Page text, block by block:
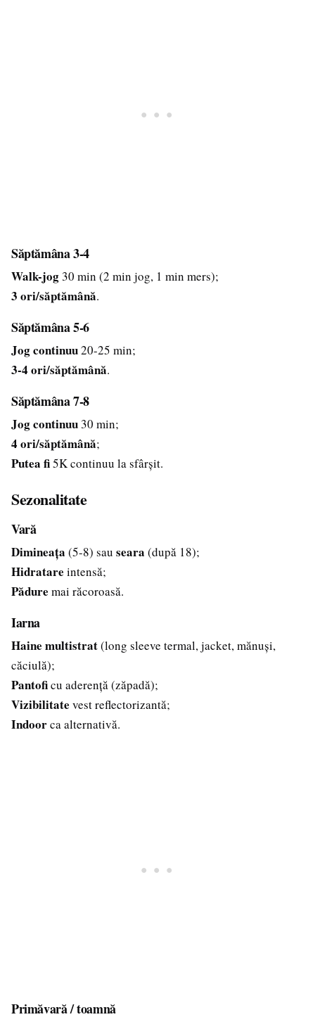
Săptămâna 3-4
Walk-jog30 min (2 min jog, 1 min mers);
3 ori/săptămână.
Săptămâna 5-6
Jog continuu20-25 min;
3-4 ori/săptămână.
Săptămâna 7-8
Jog continuu30 min;
4 ori/săptămână;
Putea fi5K continuu la sfârșit.
Sezonalitate
Vară
Dimineața (5-8) sau seara (după 18);
Hidratare intensă;
Pădure mai răcoroasă.
Iarna
Haine multistrat(long sleeve termal, jacket, mănuși,
căciulă);
Pantoficu aderență (zăpadă);
Vizibilitate vest reflectorizantă;
Indoorca alternativă.
Primăvară / toamnă